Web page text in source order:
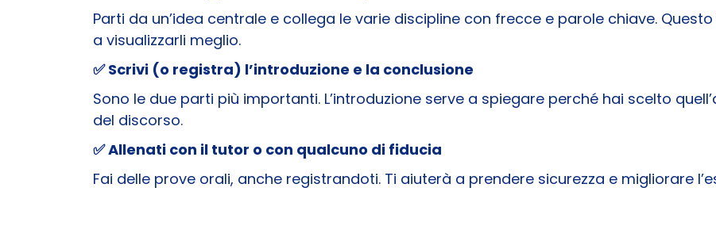
Parti da un’idea centrale e collega le varie discipline con frecce e parole chiave.
a visualizzarli meglio.
✅ Scrivi (o registra) l’introduzione e la conclusione
Sono le due parti più importanti. L’introduzione serve a spiegare perché hai scelto
del discorso.
✅ Allenati con il tutor o con qualcuno di fiducia
Fai delle prove orali, anche registrandoti. Ti aiuterà a prendere sicurezza e migliorare